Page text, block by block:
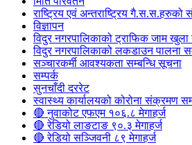
राष्ट्रिय एवं अन्तराष्ट्रिय गै.स.स.हरुको
विज्ञापन
विदुर नगरपालिकाको ट्राफिक जाम खुला
विदुर नगरपालिकाको लकडाउन पालना
सञ्चारकर्मी आवश्यकता सम्बन्धि सूचना
सम्पर्क
सुनचाँदी दररेट
स्वास्थ्य कार्यालयको कोरोना संक्रमण
🔴 नुवाकोट एफएम १०६.८ मेगाहर्ज
🔴 रेडियो लाङटाङ ९०.३ मेगाहर्ज
🔴 रेडियो सञ्जिवनी ८९ मेगाहर्ज